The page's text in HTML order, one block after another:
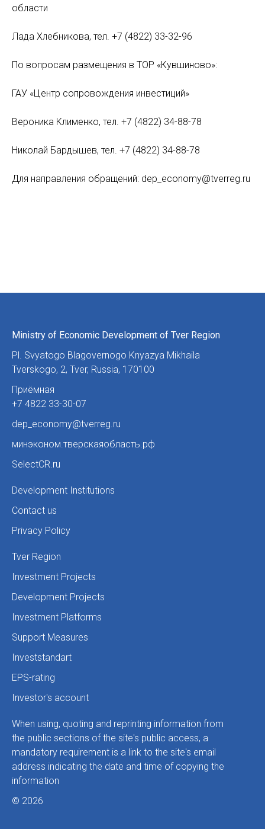
области
Лада Хлебникова, тел. +7 (4822) 33-32-96
По вопросам размещения в ТОР «Кувшиново»:
ГАУ «Центр сопровождения инвестиций»
Вероника Клименко, тел. +7 (4822) 34-88-78
Николай Бардышев, тел. +7 (4822) 34-88-78
Для направления обращений: dep_economy@tverreg.ru
Ministry of Economic Development of Tver Region
Pl. Svyatogo Blagovernogo Knyazya Mikhaila
Tverskogo, 2, Tver, Russia, 170100
Приёмная
+7 4822 33-30-07
dep_economy@tverreg.ru
минэконом.тверскаяобласть.рф
SelectCR.ru
Development Institutions
Contact us
Privacy Policy
Tver Region
Investment Projects
Development Projects
Investment Platforms
Support Measures
Investstandart
EPS-rating
Investor's account
When using, quoting and reprinting information from
the public sections of the site's public access, a
mandatory requirement is a link to the site's email
address indicating the date and time of copying the
information
© 2026